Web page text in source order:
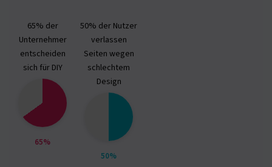
65% der
Unternehmer
entscheiden
sich für DIY
65%
50% der Nutzer
verlassen
Seiten wegen
schlechtem
Design
50%